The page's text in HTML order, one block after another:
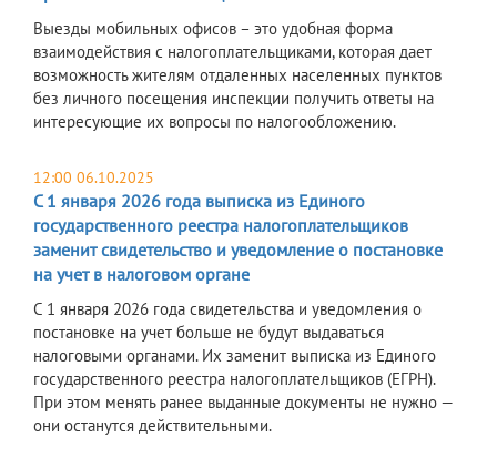
Выезды мобильных офисов – это удобная форма
взаимодействия с налогоплательщиками, которая дает
возможность жителям отдаленных населенных пунктов
без личного посещения инспекции получить ответы на
интересующие их вопросы по налогообложению.
12:00 06.10.2025
С 1 января 2026 года выписка из Единого
государственного реестра налогоплательщиков
заменит свидетельство и уведомление о постановке
на учет в налоговом органе
С 1 января 2026 года свидетельства и уведомления о
постановке на учет больше не будут выдаваться
налоговыми органами. Их заменит выписка из Единого
государственного реестра налогоплательщиков (ЕГРН).
При этом менять ранее выданные документы не нужно —
они останутся действительными.